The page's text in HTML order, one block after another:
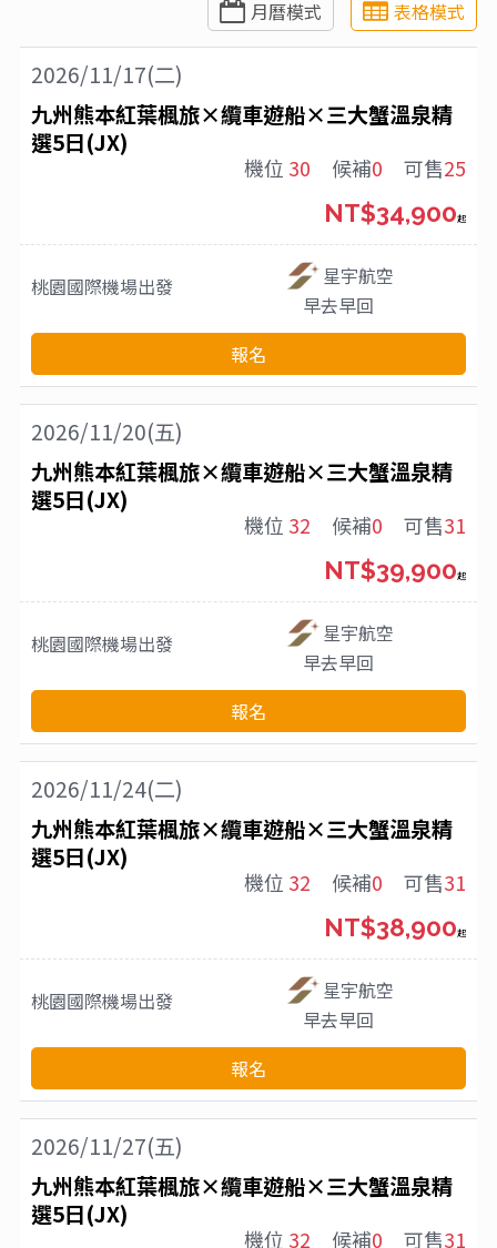
月曆模式 表格模式
2026/11/17(二)
九州熊本紅葉楓旅×纜車遊船×三大蟹溫泉精
選5日(JX)
機位 30 候補0 可售25
桃園國際機場出發
星宇航空
早去早回
NT$34,900起
報名
2026/11/20(五)
九州熊本紅葉楓旅×纜車遊船×三大蟹溫泉精
選5日(JX)
機位 32 候補0 可售31
桃園國際機場出發
星宇航空
早去早回
NT$39,900起
報名
2026/11/24(二)
九州熊本紅葉楓旅×纜車遊船×三大蟹溫泉精
選5日(JX)
機位 32 候補0 可售31
桃園國際機場出發
星宇航空
早去早回
NT$38,900起
報名
2026/11/27(五)
九州熊本紅葉楓旅×纜車遊船×三大蟹溫泉精
選5日(JX)
機位 32 候補0 可售31